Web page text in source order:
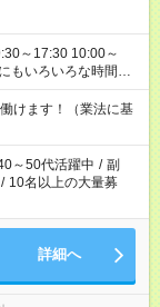
けます！（業法に基
～50代活躍中 / 副
/ 10名以上の大量募
詳細へ